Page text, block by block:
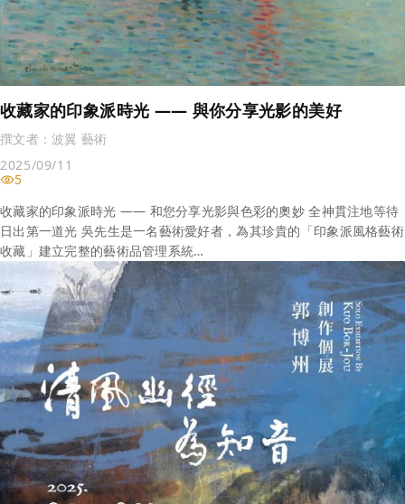
收藏家的印象派時光 —— 與你分享光影的美好
撰文者：波翼 藝術
2025/09/11
5
收藏家的印象派時光 —— 和您分享光影與色彩的奧妙 全神貫注地等待
日出第一道光 吳先生是一名藝術愛好者，為其珍貴的「印象派風格藝術
收藏」建立完整的藝術品管理系統…